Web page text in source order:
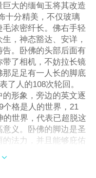
大的缅甸玉将其改造
十分精美，不仅玻璃
浓密纤长。佛右手轻
，神态豁达、安详，
。卧佛的头部后面有
了相机，不妨拉长镜
那足足有一人长的脚底
了人的108次轮回。
形象，旁边的英文逐
个格是人的世界，21
的世界，代表已超脱这
义。卧佛的脚边是圣
的法力，并且能够庇佑
有一个摄影者拍照的
卧佛头部的细节图。
